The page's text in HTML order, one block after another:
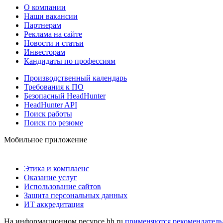
О компании
Наши вакансии
Партнерам
Реклама на сайте
Новости и статьи
Инвесторам
Кандидаты по профессиям
Производственный календарь
Требования к ПО
Безопасный HeadHunter
HeadHunter API
Поиск работы
Поиск по резюме
Мобильное приложение
Этика и комплаенс
Оказание услуг
Использование сайтов
Защита персональных данных
ИТ аккредитация
На информационном ресурсе hh.ru применяются